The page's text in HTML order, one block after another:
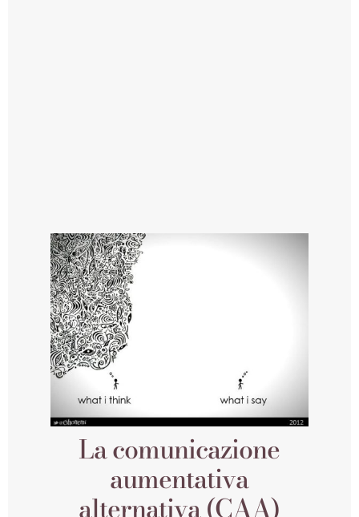
La comunicazione
aumentativa
alternativa (CAA)